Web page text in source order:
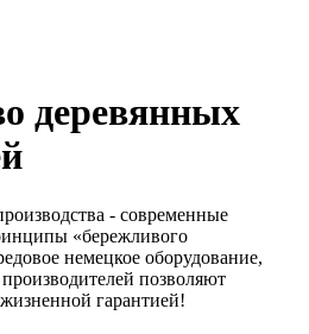
деревянных
- современные
«бережливого
немецкое оборудование,
позволяют
гарантией!